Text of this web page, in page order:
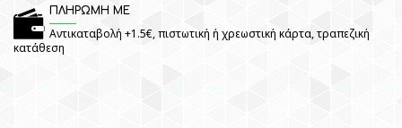
ΠΛΗΡΩΜΗ ΜΕ
Αντικαταβολή +1.5€, πιστωτική ή χρεωστική κάρτα, τραπεζική
κατάθεση